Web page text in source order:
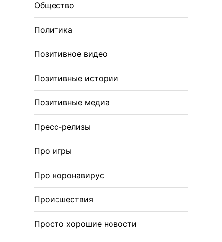
Общество
Политика
Позитивное видео
Позитивные истории
Позитивные медиа
Пресс-релизы
Про игры
Про коронавирус
Происшествия
Просто хорошие новости